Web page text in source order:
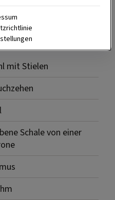
Dip
mit Stielen
Schale von einer